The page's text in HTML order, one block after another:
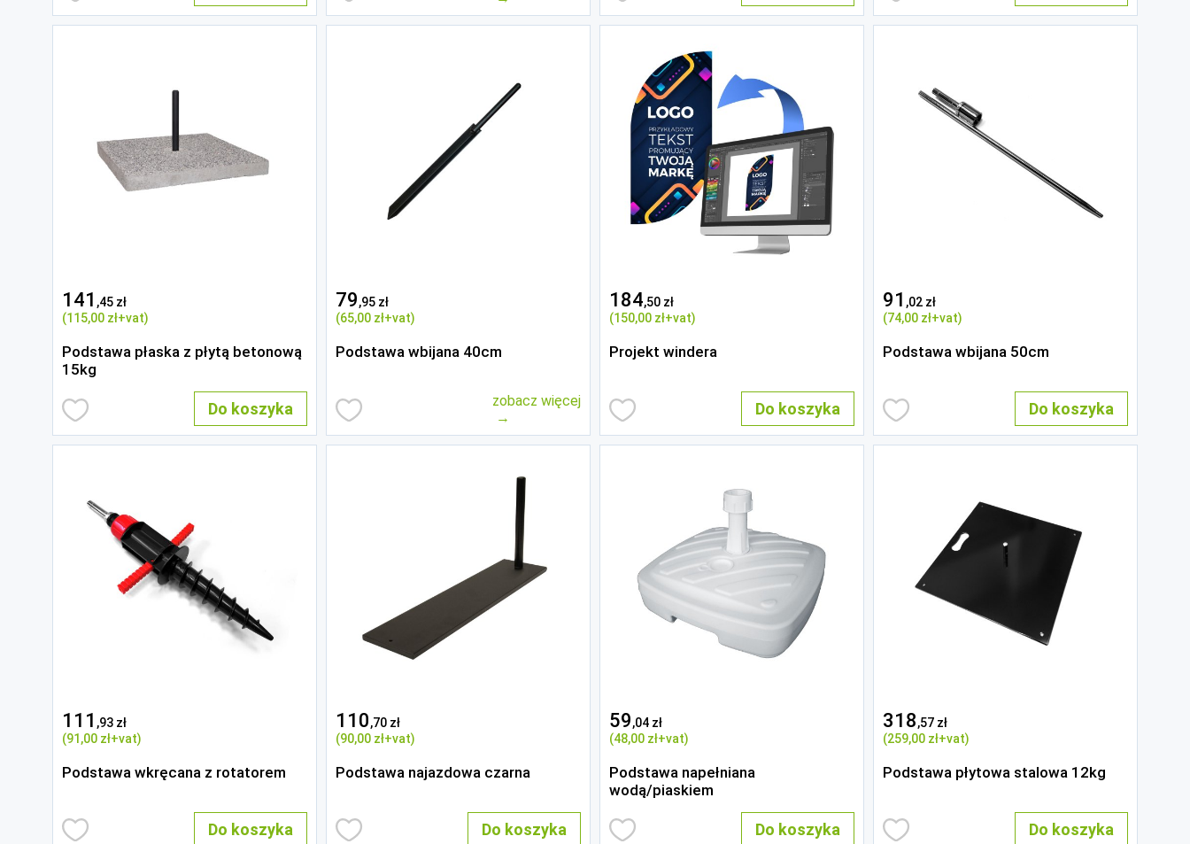
141 ,45 zł
(115,00 zł+vat)
Podstawa płaska z płytą betonową
15kg
Do koszyka
79,95 zł
(65,00 zł+vat)
Podstawa wbijana 40cm
zobacz więcej
184,50 zł
(150,00 zł+vat)
Projekt windera
Do koszyka
91 ,02 zł
(74,00 zł+vat)
Podstawa wbijana 50cm
Do koszyka
111 ,93 zł
(91 ,00 zł+vat)
Podstawa wkręcana z rotatorem
Do koszyka
110,70 zł
(90,00 zł+vat)
Podstawa najazdowa czarna
Do koszyka
59,04 zł
(48,00 zł+vat)
Podstawa napełniana
wodą/piaskiem
Do koszyka
318,57 zł
(259,00 zł+vat)
Podstawa płytowa stalowa 12kg
Do koszyka